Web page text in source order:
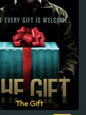
The Gift